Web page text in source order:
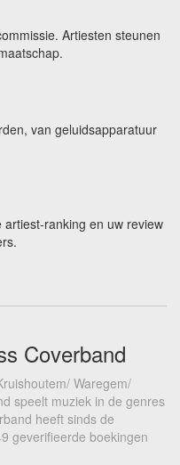
Artiesten steunen
van geluidsapparatuur
ranking en uw review
Coverband
Waregem/
speelt muziek in de genres
heeft sinds de
geverifieerde boekingen